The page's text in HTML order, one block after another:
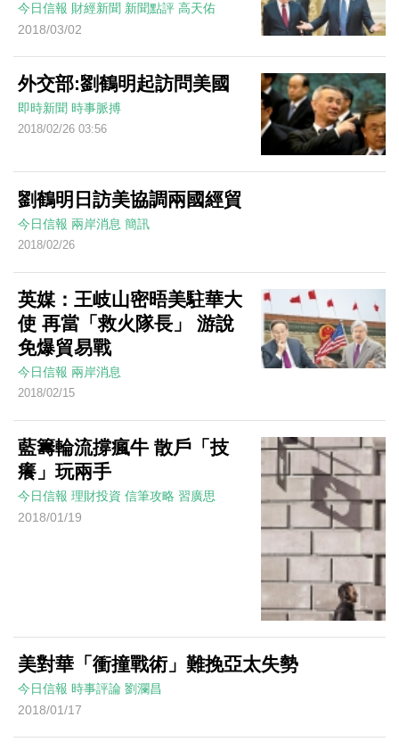
今日信報 財經新聞 新聞點評 高天佑
2018/03/02
外交部:劉鶴明起訪問美國
即時新聞 時事脈搏
2018/02/26 03:56
劉鶴明日訪美協調兩國經貿
今日信報 兩岸消息 簡訊
2018/02/26
英媒：王岐山密晤美駐華大
使 再當「救火隊長」 游說
免爆貿易戰
今日信報 兩岸消息
2018/02/15
藍籌輪流撐瘋牛 散戶「技
癢」玩兩手
今日信報 理財投資 信筆攻略 習廣思
2018/01/19
美對華「衝撞戰術」難挽亞太失勢
今日信報 時事評論 劉瀾昌
2018/01/17